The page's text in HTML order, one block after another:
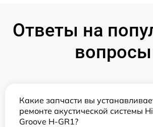
Ответы на
вопросы
Какие запчасти вы
ремонте акустической системы
Groove H-GR1?